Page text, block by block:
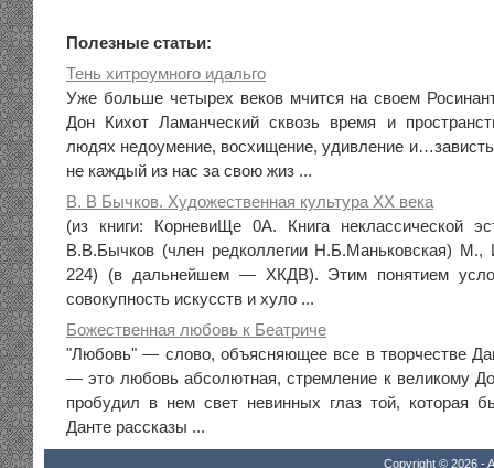
Полезные статьи:
Тень хитроумного идальго
Уже больше четырех веков мчится на своем
Дон Кихот Ламанческий сквозь время и
людях недоумение, восхищение, удивление
не каждый из нас за свою жиз ...
В. В Бычков. Художественная культура XX века
(из книги: КорневиЩе 0А. Книга неклассической
В.В.Бычков (член редколлегии Н.Б.Маньковская)
224) (в дальнейшем — ХКДВ). Этим понятием
совокупность искусств и хуло ...
Божественная любовь к Беатриче
"Любовь" — слово, объясняющее все в творчестве
— это любовь абсолютная, стремление к великому
пробудил в нем свет невинных глаз той, которая
Данте рассказы ...
Copyright © 2026 -